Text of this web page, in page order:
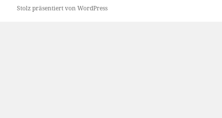
Stolz präsentiert von WordPress